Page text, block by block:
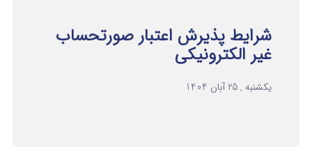
شرایط پذیرش اعتبار صورتحساب
غیر الکترونیکی
یکشنبه , 25 آبان 1404